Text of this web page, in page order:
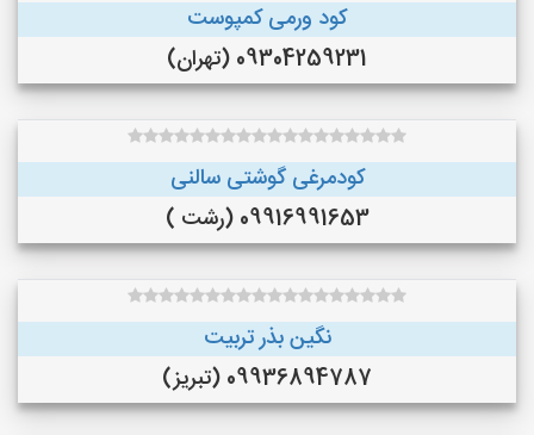
کود ورمی کمپوست
09304259231 (تهران)
کودمرغی گوشتی سالنی
09916991653 (رشت )
نگین بذر تربیت
09936894787 (تبریز)